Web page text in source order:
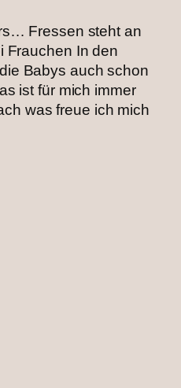
Fressen steht an
Frauchen In den
Babys auch schon
ist für mich immer
was freue ich mich